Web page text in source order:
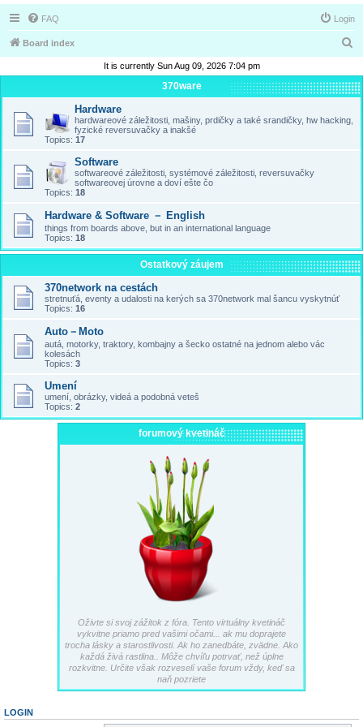
FAQ Login
Board index
a
r
It is currently Sun Aug 09, 2026 7:04 pm
370ware
Hardware
hardwareové záležitosti, mašiny, prdičky a také srandičky, hw hacking,
fyzické reversuvačky a inakšé
Topics: 17
Software
softwareové záležitosti, systémové záležitosti, reversuvačky
softwareovej úrovne a doví ešte čo
Topics: 18
Hardware & Software － English
things from boards above, but in an international language
Topics: 18
Ostatkový záujem
370network na cestách
stretnuťá, eventy a udalosti na kerých sa 370network mal šancu vyskytnúť
Topics: 16
Auto－Moto
autá, motorky, traktory, kombajny a šecko ostatné na jednom alebo vác
kolesách
Topics: 3
Umení
umení, obrázky, videá a podobná veteš
Topics: 2
forumový kvetináč
Oživte si svoj zážitok z fóra. Tento virtuálny kvetináč
vykvitne priamo pred vašimi očami... ak mu doprajete
trocha lásky a starostlivosti. Ak ho zanedbáte, zvädne. Ako
každá živá rastlina.. Môže chvíľu potrvať, než úplne
rozkvitne. Určite však rozveselí vaše forum vždy, keď sa
naň pozriete
LOGIN